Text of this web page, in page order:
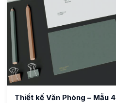
Thiết kế Văn Phòng – Mẫu 4